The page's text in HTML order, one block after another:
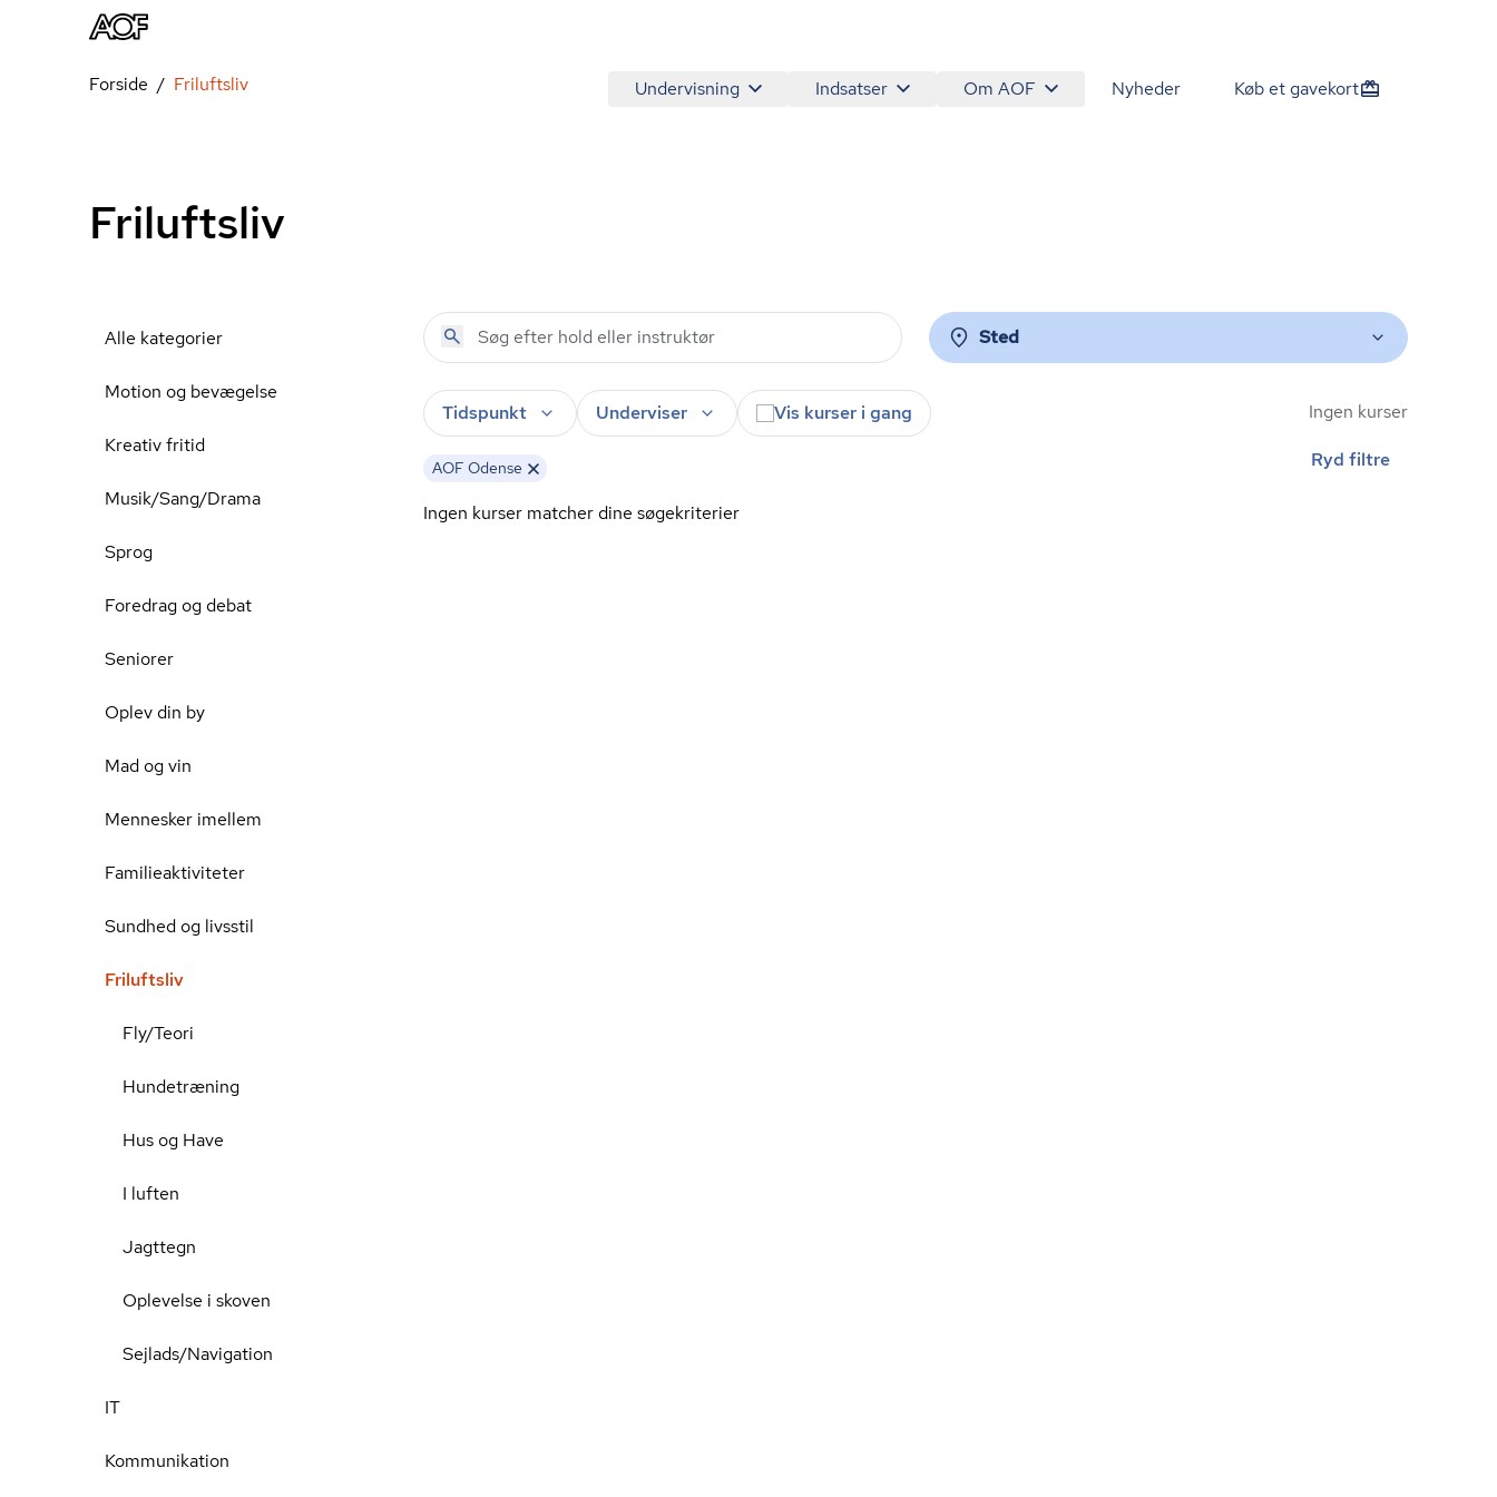
Undervisning Indsatser Om AOF Nyheder Køb et gavekort
Forside Friluftsliv
Friluftsliv
Alle kategorier
Motion og bevægelse
Kreativ fritid
Musik/Sang/Drama
Sprog
Foredrag og debat
Seniorer
Oplev din by
Mad og vin
Mennesker imellem
Familieaktiviteter
Sundhed og livsstil
Friluftsliv
Fly/Teori
Hundetræning
Hus og Have
I luften
Jagttegn
Oplevelse i skoven
Sejlads/Navigation
IT
Kommunikation
Sted
Tidspunkt Underviser Vis kurser i gang
AOF Odense
Ingen kurser
Ryd filtre
Ingen kurser matcher dine søgekriterier